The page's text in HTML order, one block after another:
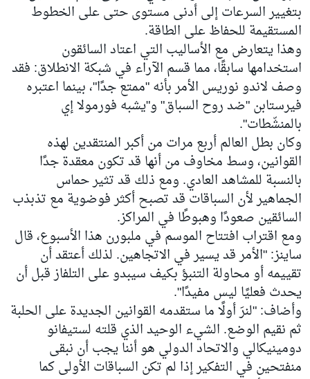
بتغيير السرعات إلى أدنى مستوى حتى على الخطوط
المستقيمة للحفاظ على الطاقة.
وهذا يتعارض مع الأساليب التي اعتاد السائقون
استخدامها سابقًا، مما قسم الآراء في شبكة الانطلاق: فقد
وصف لاندو نوريس الأمر بأنه "ممتع جدًا"، بينما اعتبره
فيرستابن "ضد روح السباق" و"يشبه فورمولا إي
بالمنشّطات".
وكان بطل العالم أربع مرات من أكبر المنتقدين لهذه
القوانين، وسط مخاوف من أنها قد تكون معقدة جدًا
بالنسبة للمشاهد العادي. ومع ذلك قد تثير حماس
الجماهير لأن السباقات قد تصبح أكثر فوضوية مع تذبذب
السائقين صعودًا وهبوطًا في المراكز.
ومع اقتراب افتتاح الموسم في ملبورن هذا الأسبوع، قال
ساينز: "الأمر قد يسير في الاتجاهين. لذلك أعتقد أن
تقييمه أو محاولة التنبؤ بكيف سيبدو على التلفاز قبل أن
يحدث فعليًا ليس مفيدًا".
وأضاف: "لنرَ أولًا ما ستقدمه القوانين الجديدة على الحلبة
ثم نقيم الوضع. الشيء الوحيد الذي قلته لستيفانو
دومينيكالي والاتحاد الدولي هو أننا يجب أن نبقى
منفتحين في التفكير إذا لم تكن السباقات الأولى كما